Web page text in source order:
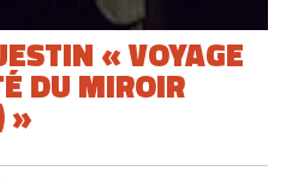
« VOYAGE
DU MIROIR
»